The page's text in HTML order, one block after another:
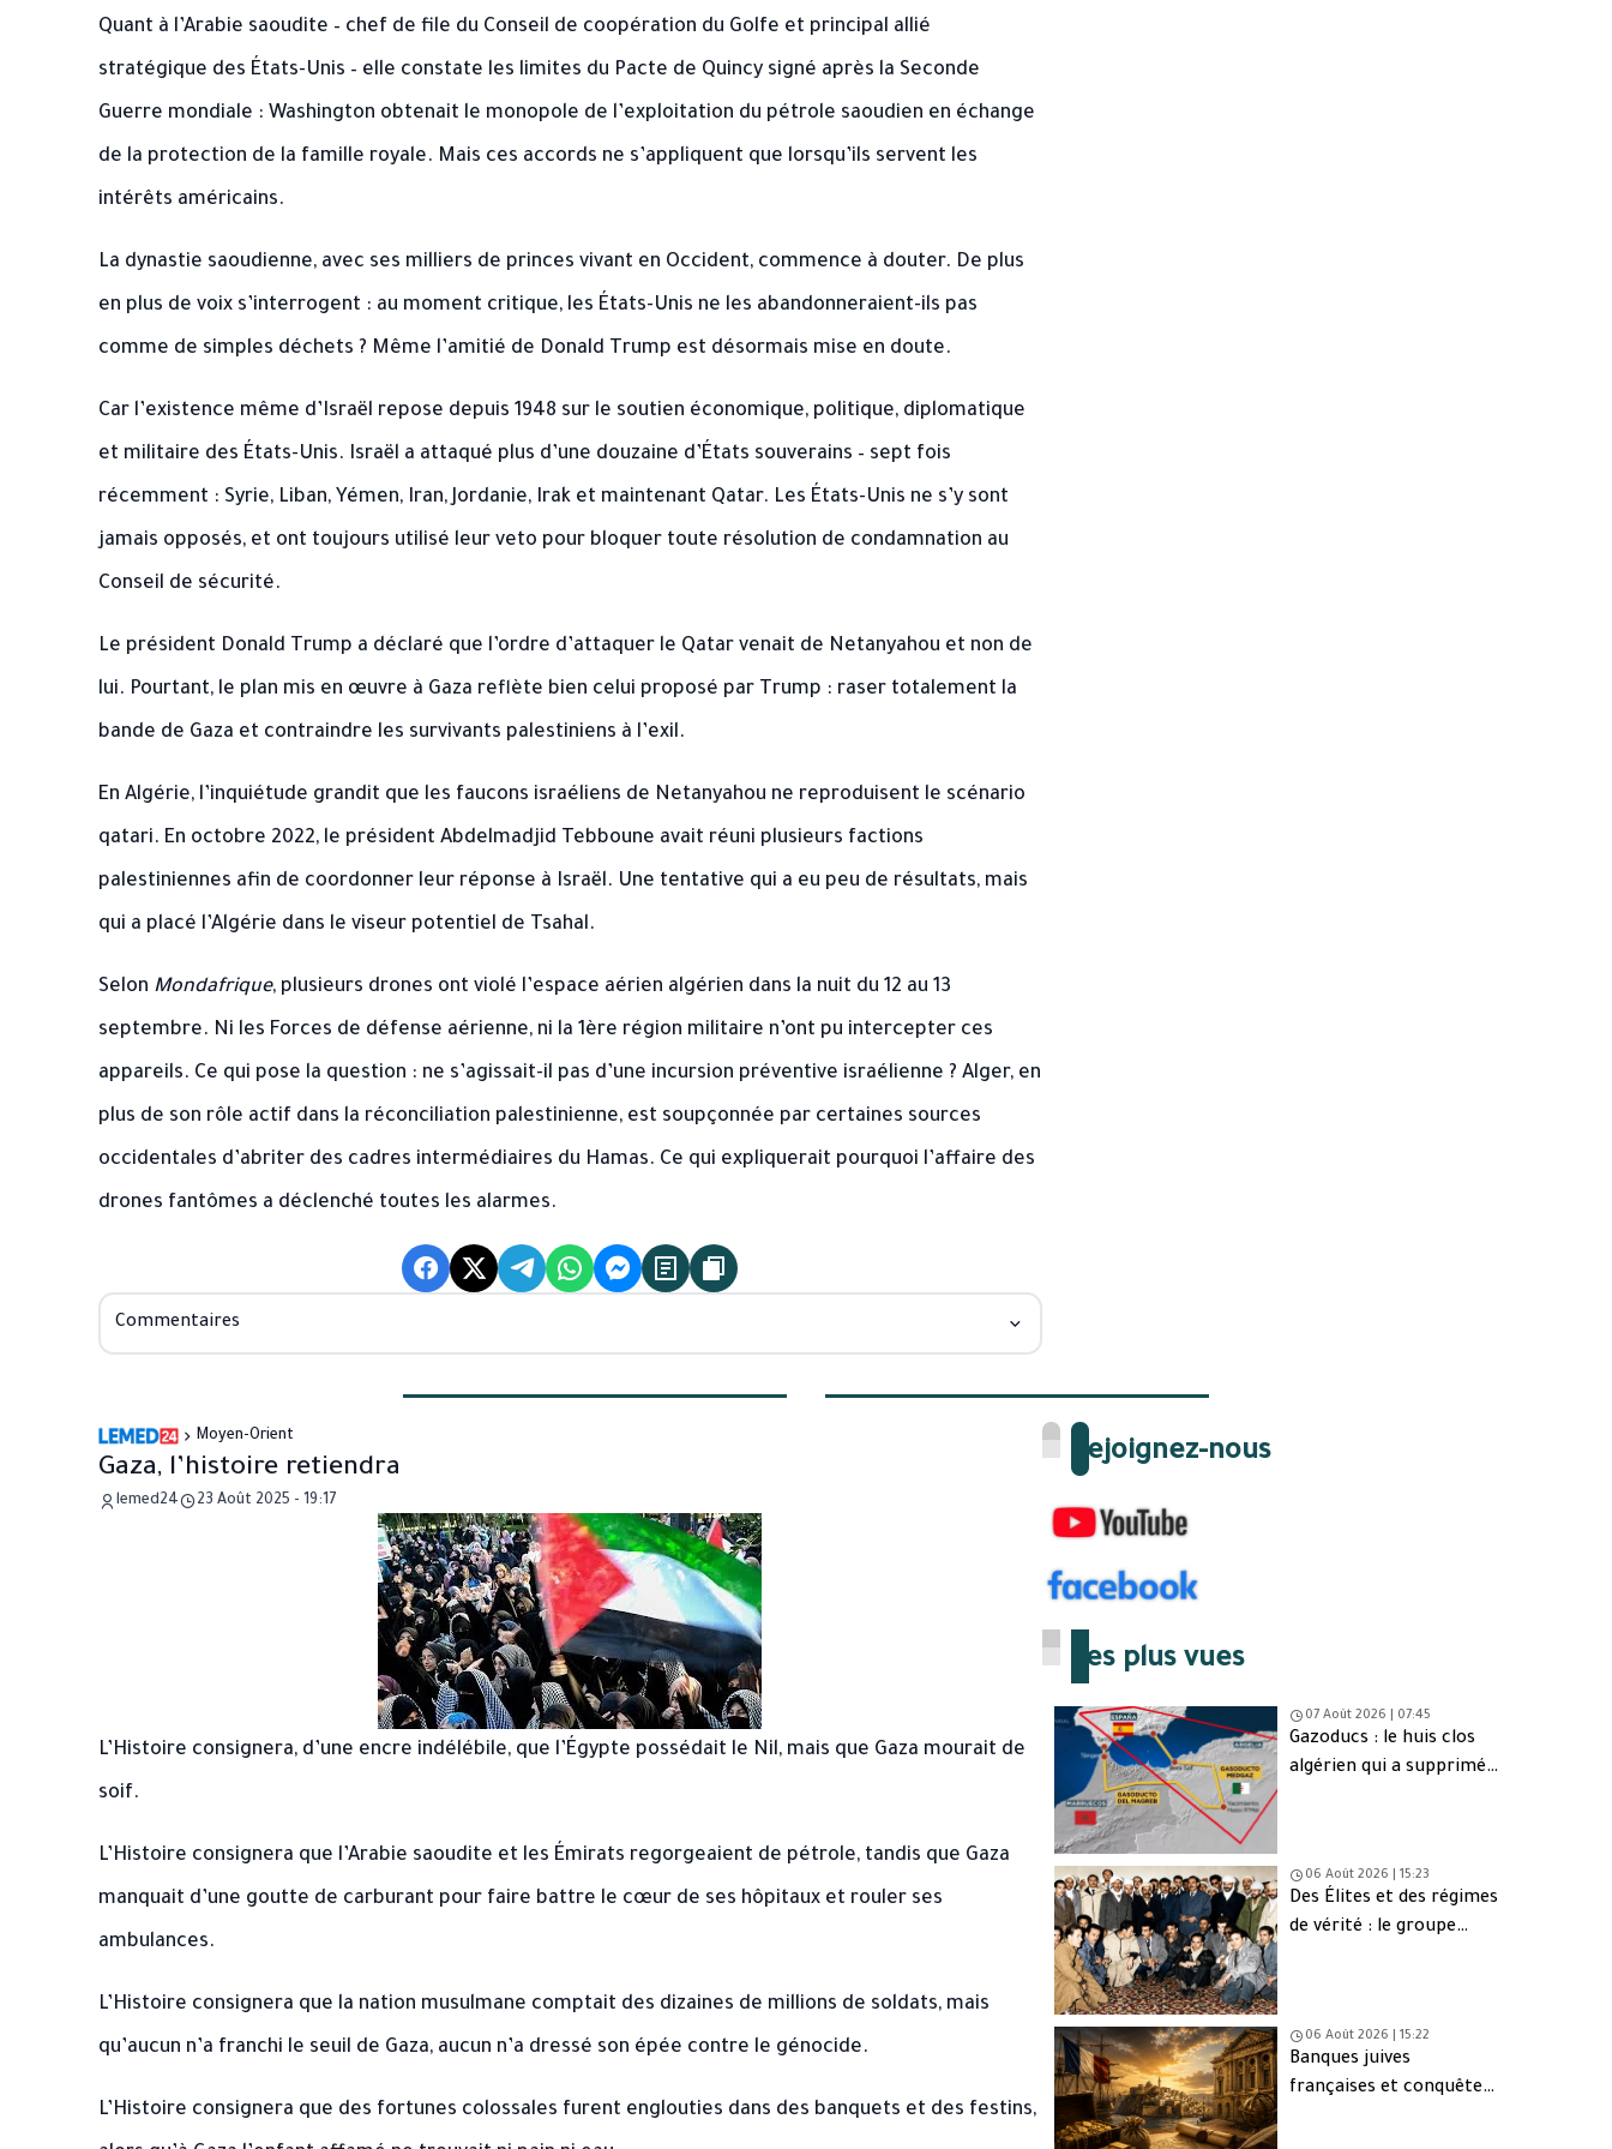
Quant à l’Arabie saoudite – chef de file du Conseil de coopération du Golfe et principal allié
stratégique des États-Unis – elle constate les limites du Pacte de Quincy signé après la Seconde
Guerre mondiale : Washington obtenait le monopole de l’exploitation du pétrole saoudien en échange
de la protection de la famille royale. Mais ces accords ne s’appliquent que lorsqu’ils servent les
intérêts américains.
La dynastie saoudienne, avec ses milliers de princes vivant en Occident, commence à douter. De plus
en plus de voix s’interrogent : au moment critique, les États-Unis ne les abandonneraient-ils pas
comme de simples déchets ? Même l’amitié de Donald Trump est désormais mise en doute.
Car l’existence même d’Israël repose depuis 1948 sur le soutien économique, politique, diplomatique
et militaire des États-Unis. Israël a attaqué plus d’une douzaine d’États souverains – sept fois
récemment : Syrie, Liban, Yémen, Iran, Jordanie, Irak et maintenant Qatar. Les États-Unis ne s’y sont
jamais opposés, et ont toujours utilisé leur veto pour bloquer toute résolution de condamnation au
Conseil de sécurité.
Le président Donald Trump a déclaré que l’ordre d’attaquer le Qatar venait de Netanyahou et non de
lui. Pourtant, le plan mis en œuvre à Gaza reflète bien celui proposé par Trump : raser totalement la
bande de Gaza et contraindre les survivants palestiniens à l’exil.
En Algérie, l’inquiétude grandit que les faucons israéliens de Netanyahou ne reproduisent le scénario
qatari. En octobre 2022, le président Abdelmadjid Tebboune avait réuni plusieurs factions
palestiniennes afin de coordonner leur réponse à Israël. Une tentative qui a eu peu de résultats, mais
qui a placé l’Algérie dans le viseur potentiel de Tsahal.
Selon Mondafrique, plusieurs drones ont violé l’espace aérien algérien dans la nuit du 12 au 13
septembre. Ni les Forces de défense aérienne, ni la 1ère région militaire n’ont pu intercepter ces
appareils. Ce qui pose la question : ne s’agissait-il pas d’une incursion préventive israélienne ? Alger, en
plus de son rôle actif dans la réconciliation palestinienne, est soupçonnée par certaines sources
occidentales d’abriter des cadres intermédiaires du Hamas. Ce qui expliquerait pourquoi l’affaire des
drones fantômes a déclenché toutes les alarmes.
Commentaires
Moyen-Orient
Gaza, l’histoire retiendra
lemed24 23 Août 2025 - 19:17
L’Histoire consignera, d’une encre indélébile, que l’Égypte possédait le Nil, mais que Gaza mourait de
soif.
L’Histoire consignera que l’Arabie saoudite et les Émirats regorgeaient de pétrole, tandis que Gaza
manquait d’une goutte de carburant pour faire battre le cœur de ses hôpitaux et rouler ses
ambulances.
L’Histoire consignera que la nation musulmane comptait des dizaines de millions de soldats, mais
qu’aucun n’a franchi le seuil de Gaza, aucun n’a dressé son épée contre le génocide.
L’Histoire consignera que des fortunes colossales furent englouties dans des banquets et des festins,
Rejoignez-nous
Les plus vues
07 Août 2026 | 07:45
Gazoducs : le huis clos
algérien qui a supprimé
06 Août 2026 | 15:23
Des Élites et des régimes
de vérité : le groupe
06 Août 2026 | 15:22
Banques juives
françaises et conquête